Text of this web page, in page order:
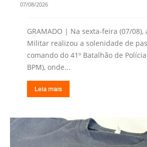
07/08/2026
GRAMADO | Na sexta-feira (07/08),
Militar realizou a solenidade de
comando do 41º Batalhão de
BPM), onde...
Leia mais